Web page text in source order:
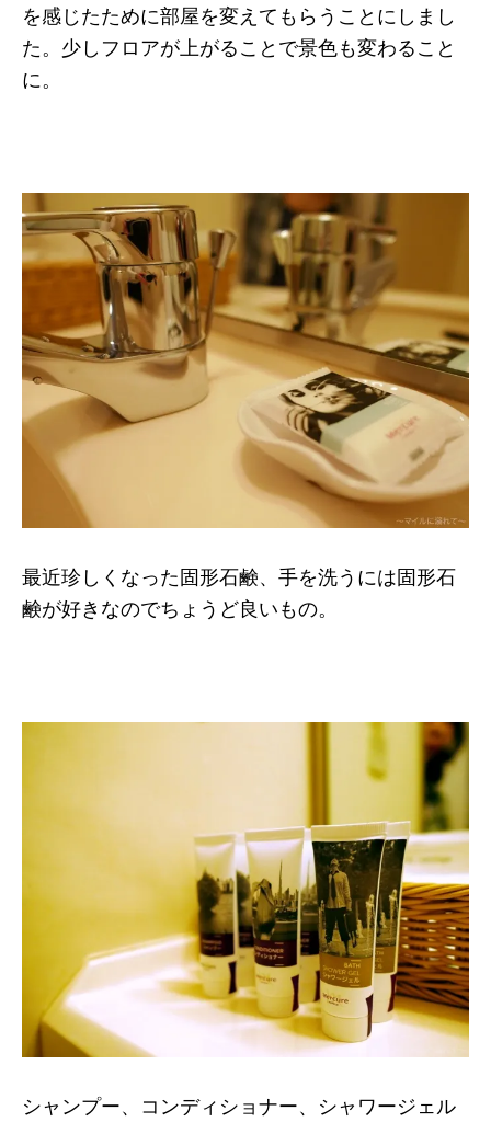
を感じたために部屋を変えてもらうことにしまし
た。少しフロアが上がることで景色も変わること
に。
最近珍しくなった固形石鹸、手を洗うには固形石
鹸が好きなのでちょうど良いもの。
シャンプー、コンディショナー、シャワージェル